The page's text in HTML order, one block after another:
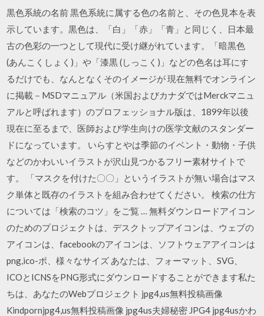
黒色系統の名前 黒色系統に属する色の名前と、その色見本を表
示しています。黒色は、「白」「赤」「青」と同じく、日本最
古の色彩の一つとして現代に受け継がれています。「暗黒色
(あんこくしょく)」や「漆黒 (しっこく)」などの色名は耳にす
るだけでも、なんとなくそのイメージが 現在無料でオンライン
に掲載－MSDマニュアル（米国およびカナダではMerckマニュ
アルと呼ばれます）のプロフェッショナル版は、1899年以後
現在に至るまで、医師および学生向けの医学文献のスタンダー
ドになっています。 いらすとやは季節のイベント・動物・子供
などのかわいいイラストが沢山見つかるフリー素材サイトで
す。 「マスクを付けた〇〇」というイラストが無い場合はマス
ク単体と既存のイラストを組み合わせてください。 検索の仕方
については「検索のコツ」をご覧 … 無料ダウンロードアイコン
のためのプロジェクトは、デスクトップアイコンは、ウェブの
アイコンは、facebookのアイコンは、ソフトウェアアイコンは
png,ico-ポ、様々なサイズ あなたは、フォーマット、SVG、
ICOとICNSをPNG形式にダウンロードすることができます私た
ちは、あなたのWebプロジェクト jpg4,us無料投稿画像
Kindpornjpg4,us無料投稿画像 jpg4us夫婦秘密 JPG4 jpg4usかわ